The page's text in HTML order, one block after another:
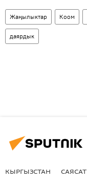
Жаңылыктар Коом
даярдык
КЫРГЫЗСТАН САЯСАТ